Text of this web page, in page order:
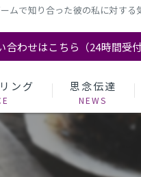
ムで知り合った彼の私に対す
合わせはこちら（24時間受付
ング 思念伝達